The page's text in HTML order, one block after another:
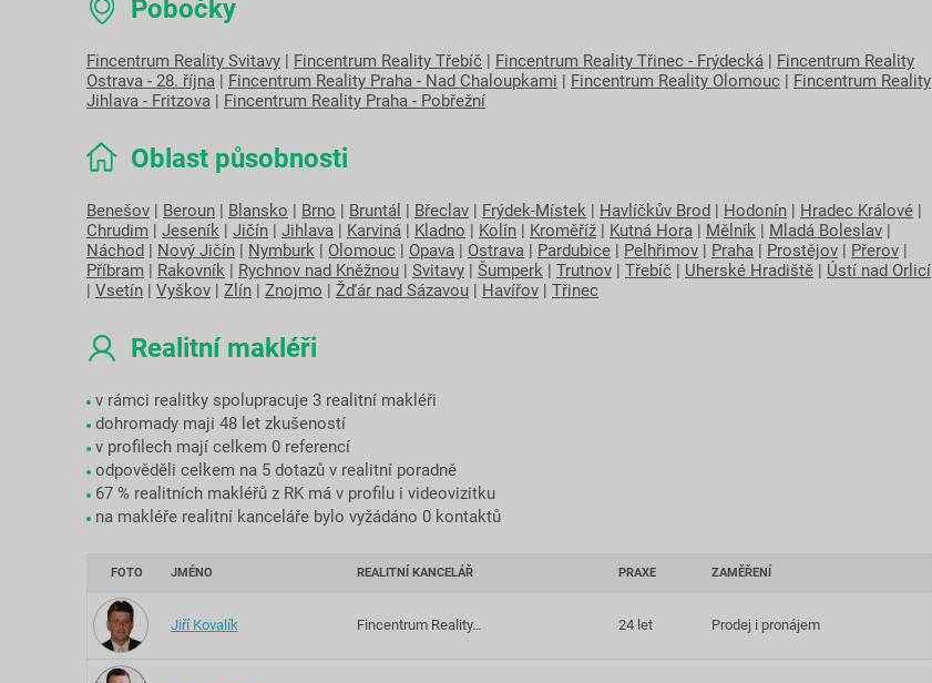
Pobočky
Fincentrum Reality Svitavy | Fincentrum Reality Třebíč | Fincentrum Reality Třinec - Frýdecká | Fincentrum Reality
Ostrava - 28. října | Fincentrum Reality Praha - Nad Chaloupkami | Fincentrum Reality Olomouc | Fincentrum Reality
Jihlava - Fritzova | Fincentrum Reality Praha - Pobřežní
Oblast působnosti
Benešov | Beroun | Blansko | Brno | Bruntál | Břeclav | Frýdek-Místek | Havlíčkův Brod | Hodonín | Hradec Králové |
Chrudim | Jeseník | Jičín | Jihlava | Karviná | Kladno | Kolín | Kroměříž | Kutná Hora | Mělník | Mladá Boleslav |
Náchod | Nový Jičín | Nymburk | Olomouc | Opava | Ostrava | Pardubice | Pelhřimov | Praha | Prostějov | Přerov |
Příbram | Rakovník | Rychnov nad Kněžnou | Svitavy | Šumperk | Trutnov | Třebíč | Uherské Hradiště | Ústí nad Orlicí
| Vsetín | Vyškov | Zlín | Znojmo | Žďár nad Sázavou | Havířov | Třinec
Realitní makléři
v rámci realitky spolupracuje 3 realitní makléři
dohromady maji 48 let zkušeností
v profilech mají celkem 0 referencí
odpověděli celkem na 5 dotazů v realitní poradně
67 % realitních makléřů z RK má v profilu i videovizitku
na makléře realitní kanceláře bylo vyžádáno 0 kontaktů
FOTO JMÉNO REALITNÍ KANCELÁŘ PRAXE ZAMĚŘENÍ
Jiří Kovalík Fincentrum Reality… 24 let Prodej i pronájem